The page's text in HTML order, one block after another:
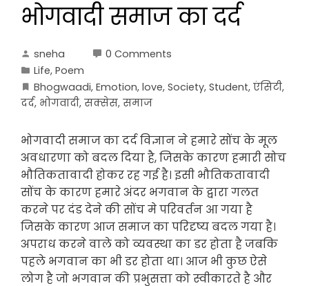
भोगवादी समाज का दर्द
sneha
0 Comments
Life, Poem
Bhogwaadi, Emotion, love, Society, Student, एंसिटी,
दर्द, भोगवादी, सक्सेस, समाज
भोगवादी समाज का दर्द विज्ञान ने हमारे सोंच के मूल
अवधारणा को बदल दिया है, जिसके कारण हमारी सोच
भौतिकतावादी होकर रह गई है। इसी भौतिकतावादी
सोंच के कारण हमारे अंदर भगवान के द्वारा गलत
करने पर दंड देने की सोंच मे परिवर्तन आ गया है
जिसके कारण आज समाज का परिदृष्य बदल गया है।
अपराध करने वाले को व्यवस्था का डर होता है जबकि
पहले भगवान का भी डर होता था। आज भी कुछ ऐसे
लोग है जो भगवान की प्रभुसत्ता को स्वीकारते है और